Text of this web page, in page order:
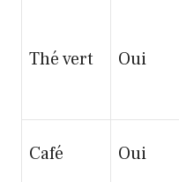
Thé vert Oui
Café Oui